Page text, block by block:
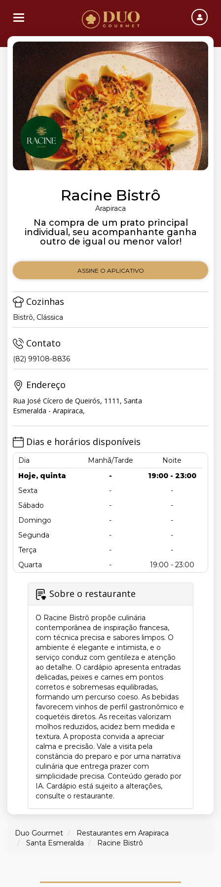
Toggle navigation
Racine Bistrô
Arapiraca
Na compra de um prato principal
individual, seu acompanhante ganha
outro de igual ou menor valor!
ASSINE O APLICATIVO
Cozinhas
Bistrô, Clássica
Contato
(82) 99108-8836
Endereço
Rua José Cícero de Queirós, 1111, Santa
Esmeralda - Arapiraca,
Dias e horários disponíveis
Dia Manhã/Tarde
Noite
Hoje, quinta
-
19:00 - 23:00
Sexta
-
-
Sábado
-
-
Domingo
-
-
Segunda
-
-
Terça
-
-
Quarta
- 19:00 - 23:00
Sobre o restaurante
O Racine Bistrô propõe culinária
contemporânea de inspiração francesa,
com técnica precisa e sabores limpos. O
ambiente é elegante e intimista, e o
serviço conduz com gentileza e atenção
ao detalhe. O cardápio apresenta entradas
delicadas, peixes e carnes em pontos
corretos e sobremesas equilibradas,
formando um percurso coeso. As bebidas
favorecem vinhos de perfil gastronômico e
coquetéis diretos. As receitas valorizam
molhos reduzidos, acidez bem medida e
textura. A proposta convida a apreciar
calma e precisão. Vale a visita pela
constância do preparo e por uma narrativa
culinária que entrega prazer com
simplicidade precisa. Conteúdo gerado por
IA. Cardápio está sujeito a alterações,
consulte o restaurante.
Duo Gourmet
Restaurantes em Arapiraca
Santa Esmeralda
Racine Bistrô